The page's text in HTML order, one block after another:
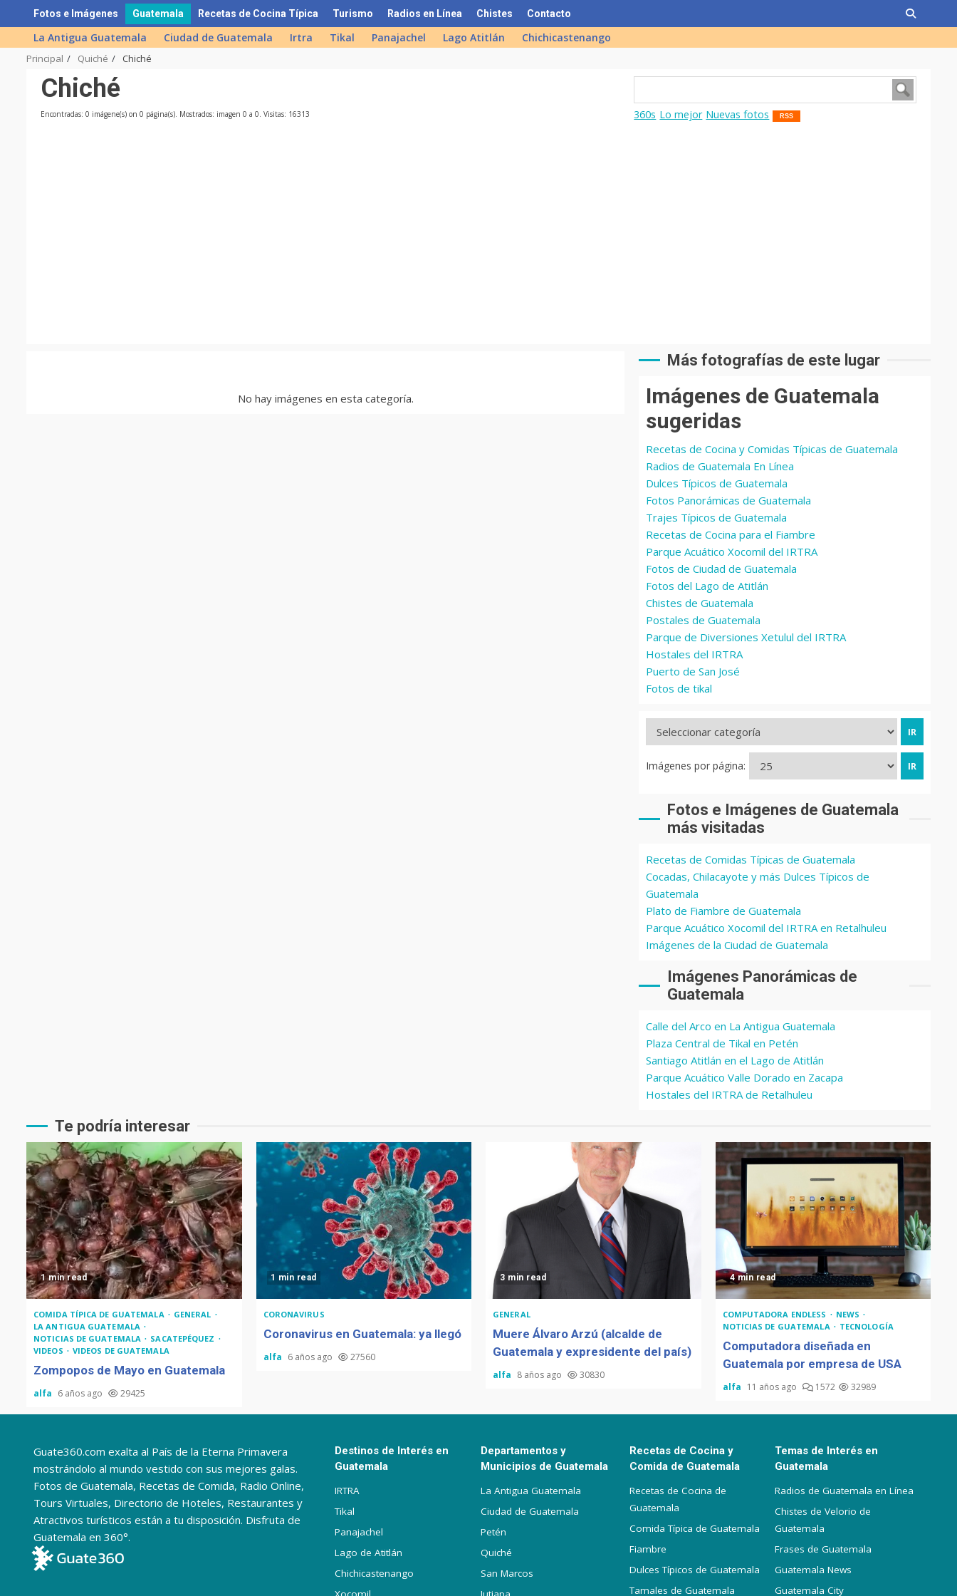
to
content
Fotos e Imágenes Guatemala Recetas de Cocina Típica Turismo Radios en Línea Chistes Contacto
La Antigua Guatemala Ciudad de Guatemala Irtra Tikal Panajachel Lago Atitlán Chichicastenango
Principal Quiché Chiché
Chiché
Encontradas: 0 imágene(s) on 0 página(s). Mostrados: imagen 0 a 0. Visitas: 16313 360s Lo mejor Nuevas fotos RSS
No hay imágenes en esta categoría.
Más fotografías de este lugar
Imágenes de Guatemala
sugeridas
Recetas de Cocina y Comidas Típicas de Guatemala
Radios de Guatemala En Línea
Dulces Típicos de Guatemala
Fotos Panorámicas de Guatemala
Trajes Típicos de Guatemala
Recetas de Cocina para el Fiambre
Parque Acuático Xocomil del IRTRA
Fotos de Ciudad de Guatemala
Fotos del Lago de Atitlán
Chistes de Guatemala
Postales de Guatemala
Parque de Diversiones Xetulul del IRTRA
Hostales del IRTRA
Puerto de San José
Fotos de tikal
Imágenes por página:
Fotos e Imágenes de Guatemala
más visitadas
Recetas de Comidas Típicas de Guatemala
Cocadas, Chilacayote y más Dulces Típicos de
Guatemala
Plato de Fiambre de Guatemala
Parque Acuático Xocomil del IRTRA en Retalhuleu
Imágenes de la Ciudad de Guatemala
Imágenes Panorámicas de
Guatemala
Calle del Arco en La Antigua Guatemala
Plaza Central de Tikal en Petén
Santiago Atitlán en el Lago de Atitlán
Parque Acuático Valle Dorado en Zacapa
Hostales del IRTRA de Retalhuleu
Te podría interesar
1 min read
COMIDA TÍPICA DE GUATEMALA
GENERAL
LA ANTIGUA GUATEMALA
NOTICIAS DE GUATEMALA
SACATEPÉQUEZ
VIDEOS
VIDEOS DE GUATEMALA
Zompopos de Mayo en Guatemala
alfa 6 años ago 29425
1 min read
CORONAVIRUS
Coronavirus en Guatemala: ya llegó
alfa 6 años ago 27560
3 min read
GENERAL
Muere Álvaro Arzú (alcalde de
Guatemala y expresidente del país)
alfa 8 años ago 30830
4 min read
COMPUTADORA ENDLESS
NEWS
NOTICIAS DE GUATEMALA
TECNOLOGÍA
Computadora diseñada en
Guatemala por empresa de USA
alfa 11 años ago 1572 32989
Guate360.com exalta al País de la Eterna Primavera
mostrándolo al mundo vestido con sus mejores galas.
Fotos de Guatemala, Recetas de Comida, Radio Online,
Tours Virtuales, Directorio de Hoteles, Restaurantes y
Atractivos turísticos están a tu disposición. Disfruta de
Guatemala en 360°.
Destinos de Interés en
Guatemala
IRTRA
Tikal
Panajachel
Lago de Atitlán
Chichicastenango
Departamentos y
Municipios de Guatemala
La Antigua Guatemala
Ciudad de Guatemala
Petén
Quiché
San Marcos
Recetas de Cocina y
Comida de Guatemala
Recetas de Cocina de
Guatemala
Comida Típica de Guatemala
Fiambre
Dulces Típicos de Guatemala
Tamales de Guatemala
Temas de Interés en
Guatemala
Radios de Guatemala en Línea
Chistes de Velorio de
Guatemala
Frases de Guatemala
Guatemala News
Guatemala City